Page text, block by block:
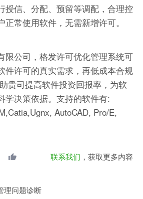
授信、分配、预留等调配，合理控
常使用软件，无需新增许可。
限公司，格发许可优化管理系统可
件许可的真实需求，再低成本合规
贵司提高软件投资回报率，为软
学决策依据。支持的软件有:
AutoCAD, Pro/E,
联系我们 ，获取更多内容
理问题诊断